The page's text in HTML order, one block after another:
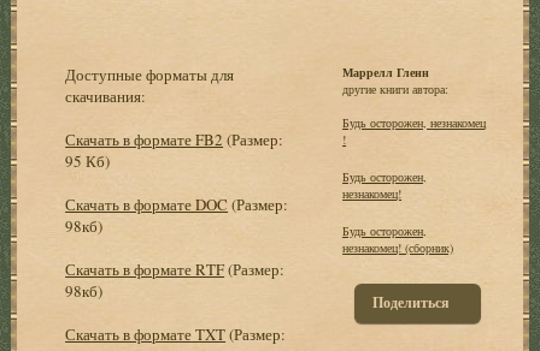
Доступные форматы для
скачивания:
Скачать в формате FB2 (Размер:
95 Кб)
Скачать в формате DOC (Размер:
98кб)
Скачать в формате RTF(Размер:
98кб)
Скачать в формате TXT(Размер:
Маррелл Гленн
другие книги автора:
Будь осторожен, незнакомец
!
Будь осторожен,
незнакомец!
Будь осторожен,
незнакомец! (сборник)
Поделиться